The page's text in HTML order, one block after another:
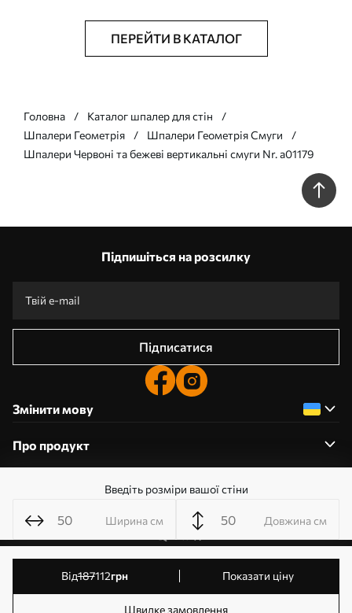
Введіть розміри вашої стіни
Ширина см Довжина см
від187112грн Показати ціну
Швидке замовлення
ПЕРЕЙТИ В КАТАЛОГ
Головна
Каталог шпалер для стін
Шпалери Геометрія
Шпалери Геометрія Смуги
Шпалери Червоні та бежеві вертикальні смуги Nr. a01179
Підпишіться на розсилку
Підписатися
Змінити мову
Про продукт
Редагування дозволів на файли cookie